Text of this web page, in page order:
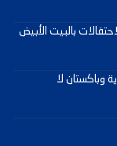
بالبيت الأبيض
وباكستان لا